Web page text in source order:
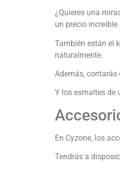
¿Quieres una
un precio increíble
También están el
naturalmente.
Además, contarás
Y los esmaltes de
En Cyzone, los
Tendrás a